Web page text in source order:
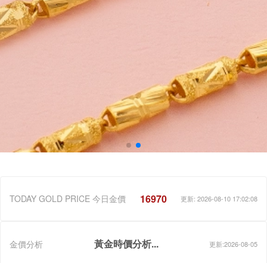
TODAY GOLD PRICE 今日金價 16970 更新: 2026-08-10 17:02:08
金價分析 黃金時價分析... 更新:2026-08-05